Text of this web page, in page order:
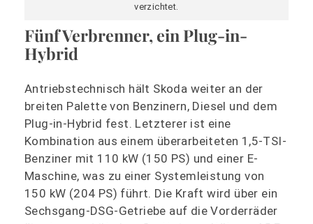
verzichtet.
Fünf Verbrenner, ein Plug-in-
Hybrid
Antriebstechnisch hält Skoda weiter an der
breiten Palette von Benzinern, Diesel und dem
Plug-in-Hybrid fest. Letzterer ist eine
Kombination aus einem überarbeiteten 1,5-TSI-
Benziner mit 110 kW (150 PS) und einer E-
Maschine, was zu einer Systemleistung von
150 kW (204 PS) führt. Die Kraft wird über ein
Sechsgang-DSG-Getriebe auf die Vorderräder